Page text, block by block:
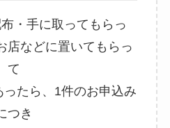
・手に取ってもらっ
店などに置いてもらっ
て
たら、1件のお申込み
つき